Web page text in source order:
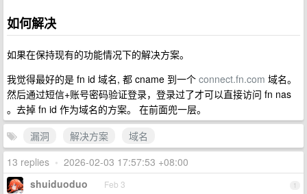
如何解决
如果在保持现有的功能情况下的解决方案。
我觉得最好的是 fn id 域名, 都 cname 到一个 connect.fn.com 域名。
然后通过短信+账号密码验证登录，登录过了才可以直接访问 fn nas
。去掉 fn id 作为域名的方案。 在前面兜一层。
漏洞
解决方案
域名
13 replies • 2026-02-03 17:57:53 +08:00
1
shuiduoduo Feb 3